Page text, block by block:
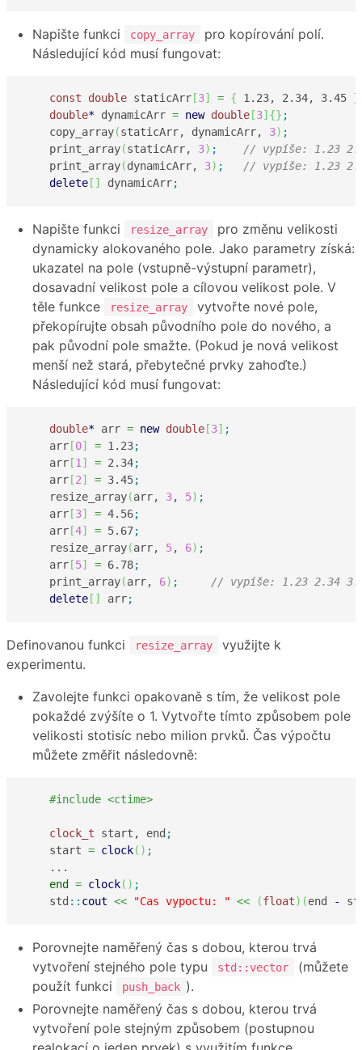
Napište funkci copy_array
pro kopírování polí.
Následující kód musí fungovat:
const double staticArr [3] = { 1.23, 2.34, 3.45 }
double* dynamicArr = new double [3] {} ;
    copy_array
(staticArr, dynamicArr, 3) ;
    print_array
(staticArr, 3) ;
// vypíše: 1.23
    print_array
(dynamicArr, 3) ;
// vypíše: 1.23
delete [ ] dynamicArr;
Napište funkci resize_array
pro změnu velikosti
dynamicky alokovaného pole. Jako parametry získá:
ukazatel na pole (vstupně-výstupní parametr),
dosavadní velikost pole a cílovou velikost pole. V
těle funkce
resize_array
vytvořte nové pole,
překopírujte obsah původního pole do nového, a
pak původní pole smažte. (Pokud je nová velikost
menší než stará, přebytečné prvky zahoďte.)
Následující kód musí fungovat:
double* arr = new double [3] ;
    arr
[0] = 1.23;
    arr
[1] = 2.34;
    arr
[2] = 3.45;
    resize_array
(arr, 3, 5) ;
    arr
[3] = 4.56;
    arr
[4] = 5.67;
    resize_array
(arr, 5, 6) ;
    arr
[5] = 6.78;
    print_array
(arr, 6) ;
// vypíše: 1.23 2.34
delete [ ] arr;
Definovanou funkci resize_array
využijte k
experimentu.
Zavolejte funkci opakovaně s tím, že velikost pole
pokaždé zvýšíte o 1. Vytvořte tímto způsobem pole
velikosti stotisíc nebo milion prvků. Čas výpočtu
můžete změřit následovně:
#include <ctime>
clock_t start, end ;
    start
= clock( ) ;
    ...
end
= clock( ) ;
    std
:: cout << "Cas vypoctu: " << (float) (end -
Porovnejte naměřený čas s dobou, kterou trvá
vytvoření stejného pole typu
std::vector
(můžete
použít funkci
push_back ).
Porovnejte naměřený čas s dobou, kterou trvá
vytvoření pole stejným způsobem (postupnou